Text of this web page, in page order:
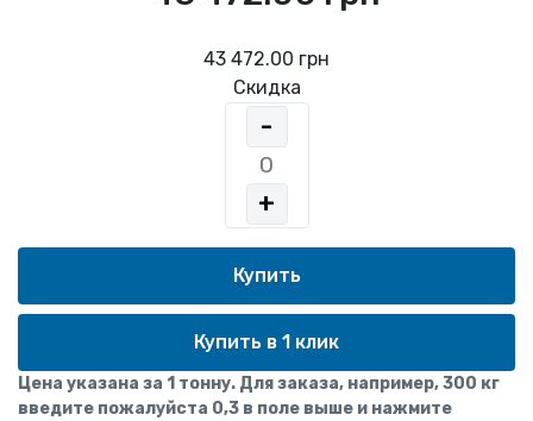
43 472.00 грн
Скидка
-
+
Купить в 1 клик
Цена указана за 1 тонну. Для заказа, например, 300 кг
введите пожалуйста 0,3 в поле выше и нажмите